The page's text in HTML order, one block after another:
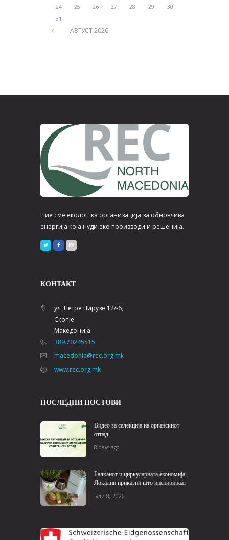
АВГУСТ2026
24
25 26 27 28 29
30
31
Ние сме еколошка организација за обновлива
енергија која нуди еко производи и решенија.
КОНТАКТ
ул ,Петре Пирузе 12/-6,
Скопје
Македонија
389.70245515
macedonia@rec.org.mk
www.rec.org.mk
ПОСЛЕДНИ ПОСТОВИ
Видео за селекција на органскиот
отпад
8 days ago
Балканот и циркуларната економија:
Локални приказни што инспирираат
јули 8, 2026